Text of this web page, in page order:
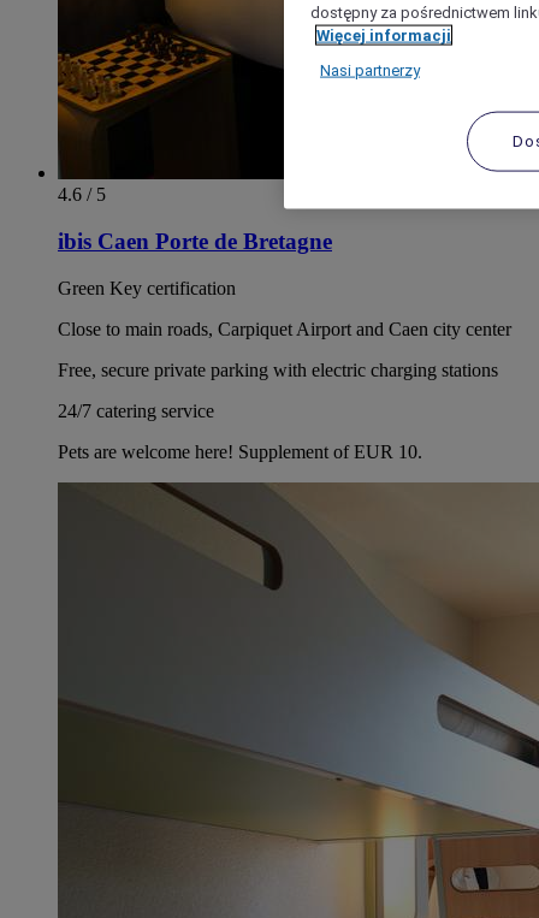
4.6 / 5
ibis Caen Porte de Bretagne
Green Key certification
Close to main roads, Carpiquet Airport and Caen city center
Free, secure private parking with electric charging stations
24/7 catering service
Pets are welcome here! Supplement of EUR 10.
dostępny za pośrednictwem
Więcej informacji
Nasi partnerzy